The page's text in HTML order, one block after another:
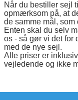
Når du bestiller sejl
opmærksom på, at
de samme mål, som
Enten skal du selv
os - så gør vi det for
med de nye sejl.
Alle priser er
vejledende og ikke